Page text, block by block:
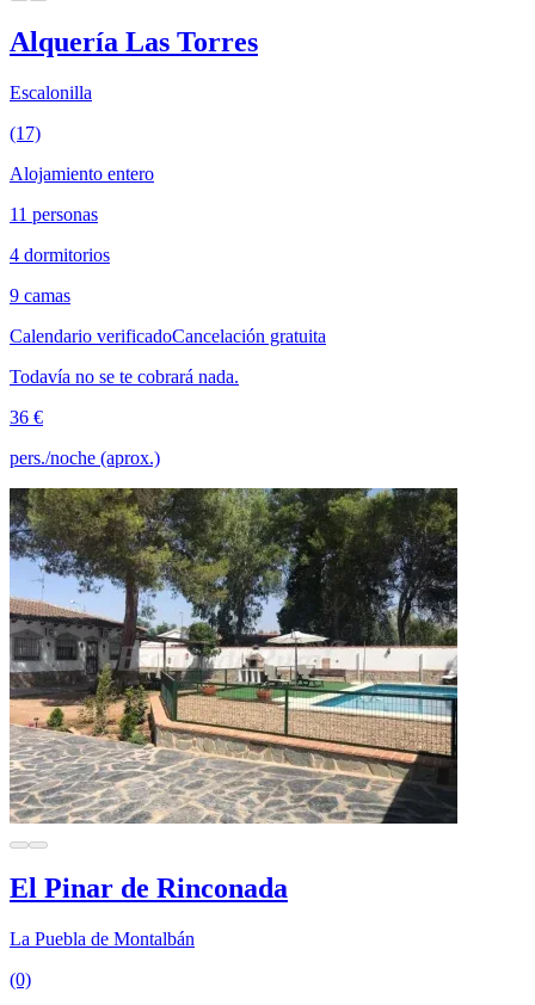
Alquería Las Torres
Escalonilla
(17)
Alojamiento entero
11 personas
4 dormitorios
9 camas
Calendario verificadoCancelación gratuita
Todavía no se te cobrará nada.
36 €
pers./noche (aprox.)
El Pinar de Rinconada
La Puebla de Montalbán
(0)